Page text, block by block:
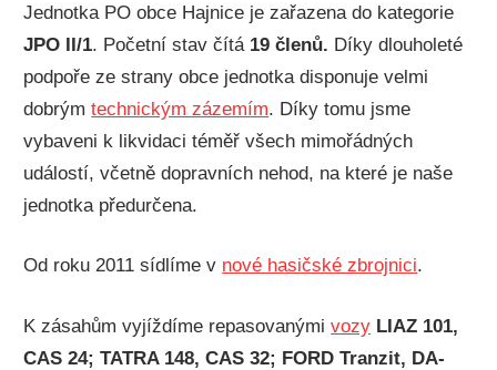
Jednotka PO obce Hajnice je zařazena do kategorie
JPO II/1. Početní stav čítá 19 členů. Díky dlouholeté
podpoře ze strany obce jednotka disponuje velmi
dobrýmtechnickým zázemím. Díky tomu jsme
vybaveni k likvidaci téměř všech mimořádných
událostí, včetně dopravních nehod, na které je naše
jednotka předurčena.
Od roku 2011 sídlíme v nové hasičské zbrojnici.
K zásahům vyjíždíme repasovanýmivozy LIAZ 101,
CAS 24; TATRA 148, CAS 32; FORD Tranzit, DA-